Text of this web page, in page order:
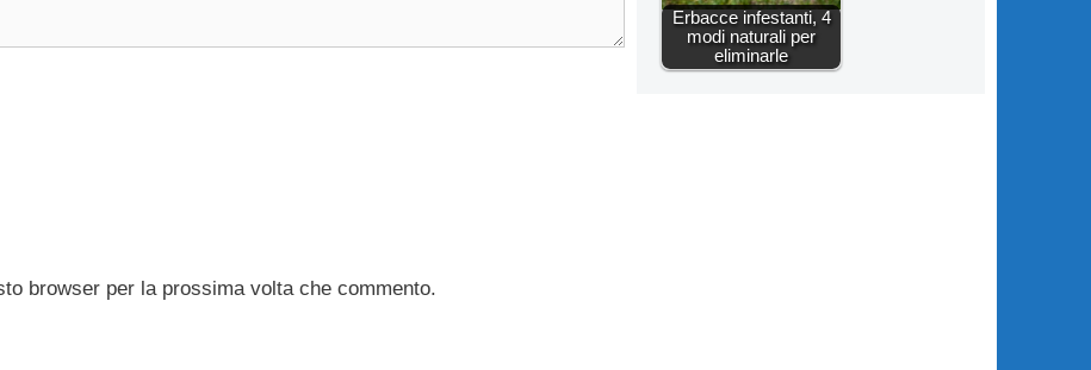
browser per la prossima volta che commento.
Erbacce infestanti, 4
modi naturali per
eliminarle